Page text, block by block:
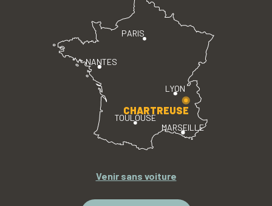
PARIS
LYON
TOULOUSE
MARSEILLE
NANTES
CHARTREUSE
Venir sans voiture